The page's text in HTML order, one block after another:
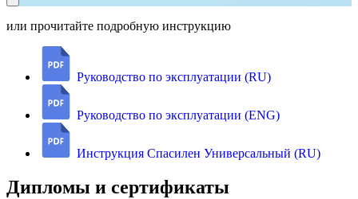
или прочитайте подробную инструкцию
Руководство по эксплуатации (RU)
Руководство по эксплуатации (ENG)
Инструкция Спасилен Универсальный (RU)
Дипломы и сертификаты